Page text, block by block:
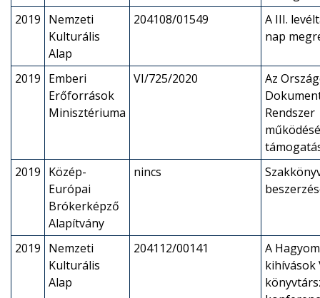
2019 Nemzeti
Kulturális
Alap
204108/01549
A III.
nap
2019 Emberi
Erőforrások
Minisztériuma
VI/725/2020
Az
Rendszer
2019 Közép-
Európai
Brókerképző
Alapítvány
nincs
2019 Nemzeti
Kulturális
Alap
204112/00141
A
kihívások